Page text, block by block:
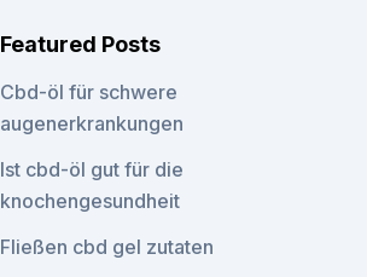
Featured Posts
Cbd-öl für schwere
augenerkrankungen
Ist cbd-öl gut für die
knochengesundheit
Fließen cbd gel zutaten